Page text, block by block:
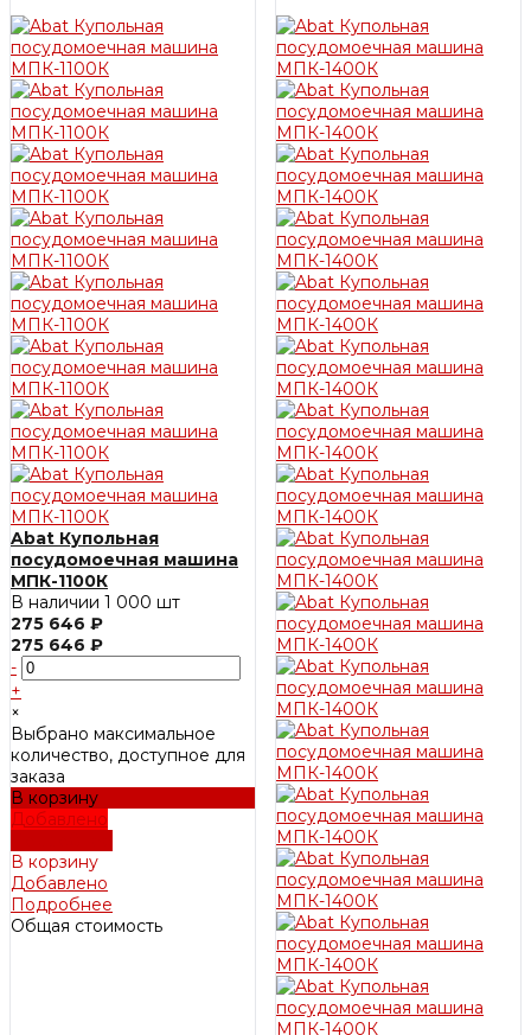
Abat Купольная
посудомоечная машина
МПК-1100К
В наличии 1 000 шт
275 646 ₽
275 646 ₽
-
+
×
Выбрано максимальное
количество, доступное для
заказа
В корзину
Добавлено
В корзину
Добавлено
Подробнее
Общая стоимость